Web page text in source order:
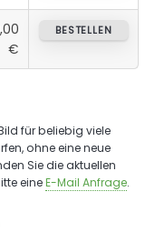
€
BESTELLEN
für beliebig viele
ohne eine neue
Sie die aktuellen
eineE-Mail Anfrage.